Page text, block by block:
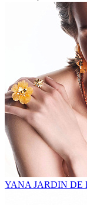
YANA JARDIN DE